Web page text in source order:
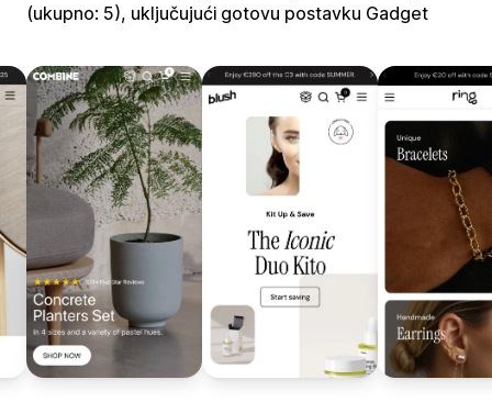
(ukupno: 5), uključujući gotovu postavku Gadget